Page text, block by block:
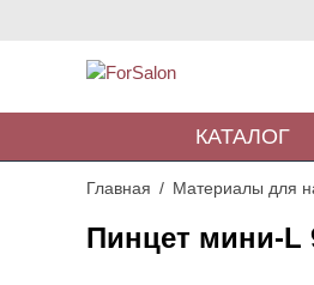
КАТАЛОГ
Главная Материалы для
Пинцет мини-L